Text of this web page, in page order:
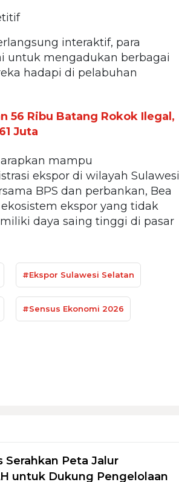
interaktif, para
untuk mengadukan berbagai
hadapi di pelabuhan
56 Ribu Batang Rokok Ilegal,
Juta
mampu
ekspor di wilayah Sulawesi
BPS dan perbankan, Bea
ekspor yang tidak
daya saing tinggi di pasar
#Ekspor Sulawesi Selatan
#Sensus Ekonomi 2026
Serahkan Peta Jalur
untuk Dukung Pengelolaan